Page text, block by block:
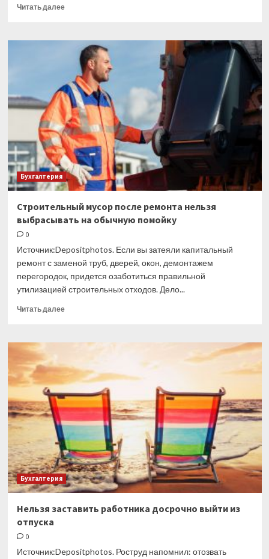
Читать далееПрочитать
Система
включено»
российских
отелях:
на
что
смогут
рассчитывать
туристы
Бухгалтерия
Строительный мусор после ремонта нельзя
выбрасывать на обычную помойку
0
Источник:Depositphotos. Если вы затеяли капитальный
ремонт с заменой труб, дверей, окон, демонтажем
перегородок, придется озаботиться правильной
утилизацией строительных отходов. Дело...
Читать далееПрочитать
Строительный
после
ремонта
нельзя
выбрасывать
на
обычную
помойку
Бухгалтерия
Нельзя заставить работника досрочно выйти из
отпуска
0
Источник:Depositphotos. Роструд напомнил: отозвать